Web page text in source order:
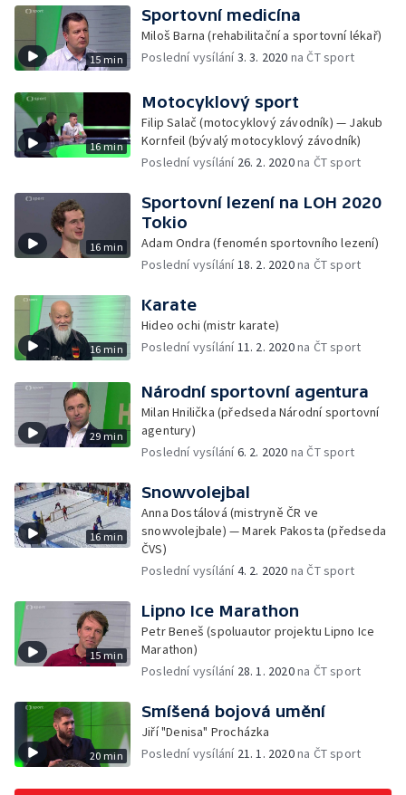
15 min
Sportovní medicína
Miloš Barna (rehabilitační a sportovní lékař)
Poslední vysílání3. 3. 2020 na ČT sport
16 min
Motocyklový sport
Filip Salač (motocyklový závodník) — Jakub
Kornfeil (bývalý motocyklový závodník)
Poslední vysílání 26. 2. 2020na ČT sport
16 min
Sportovní lezení na LOH 2020
Tokio
Adam Ondra (fenomén sportovního lezení)
Poslední vysílání18. 2. 2020na ČT sport
16 min
Karate
Hideo ochi (mistr karate)
Poslední vysílání11. 2. 2020na ČT sport
29 min
Národní sportovní agentura
Milan Hnilička (předseda Národní sportovní
agentury)
Poslední vysílání6. 2. 2020 na ČT sport
16 min
Snowvolejbal
Anna Dostálová (mistryně ČR ve
snowvolejbale) — Marek Pakosta (předseda
ČVS)
Poslední vysílání4. 2. 2020 na ČT sport
15 min
Lipno Ice Marathon
Petr Beneš (spoluautor projektu Lipno Ice
Marathon)
Poslední vysílání 28. 1. 2020na ČT sport
20 min
Smíšená bojová umění
Jiří "Denisa" Procházka
Poslední vysílání 21. 1. 2020na ČT sport